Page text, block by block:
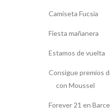
Camiseta Fucsia
Fiesta mañanera
Estamos de vuelta
Consigue premios
con Moussel
Forever 21 en